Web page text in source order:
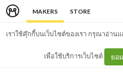
MAKERS STORE
เราใช้คุ๊กกี้บนเว็บไซต์ของเรา กรุณาอ่าน
เพื่อใช้บริการเว็บไซต์ ยอ